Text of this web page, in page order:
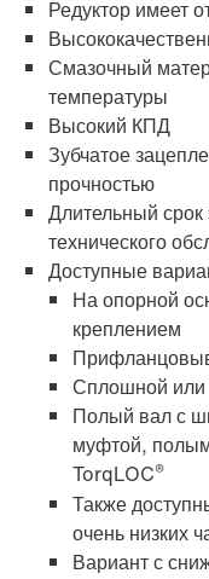
Адаптеры
Редуктор имеет
Смазочный
температуры
Высокий КПД
Зубчатое
прочностью
Длительный срок
технического
Доступные
На опорной
креплением
Сплошной
Полый вал с
муфтой,
TorqLOC®
Также
очень низких
Вариант с